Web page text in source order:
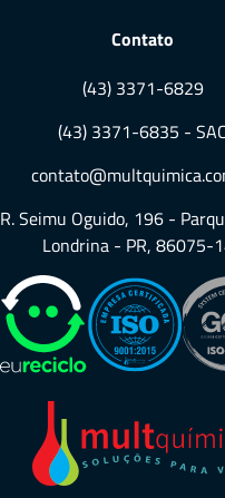
Contato
(43) 3371-6829
(43) 3371-6835 - SAC
R. Seimu Oguido, 196 -
Londrina - PR, 86075-